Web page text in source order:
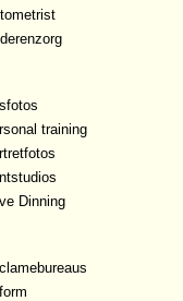
training
Dinning